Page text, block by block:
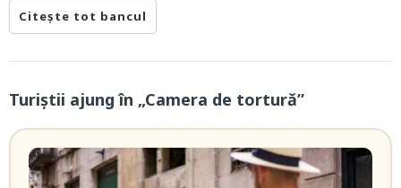
Citește tot bancul
Turiștii ajung în „Camera de tortură”